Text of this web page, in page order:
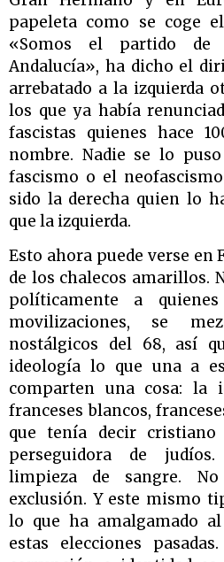
papeleta como se coge
«Somos el partido de
Andalucía», ha dicho el
arrebatado a la izquierda
los que ya había
fascistas quienes hace
nombre. Nadie se lo
fascismo o el
sido la derecha quien lo
que la izquierda.
Esto ahora puede verse en
de los chalecos
políticamente a
movilizaciones, se
nostálgicos del 68, así
ideología lo que una a
comparten una cosa: la
franceses blancos,
que tenía decir
perseguidora de
limpieza de sangre.
exclusión. Y este mismo
lo que ha amalgamado
estas elecciones